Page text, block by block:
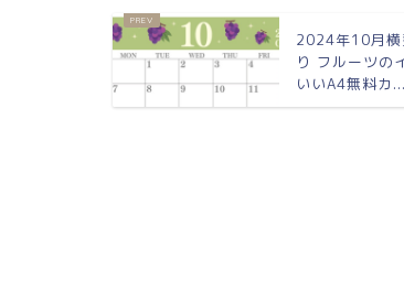
2024年10月横
り フルーツの
いいA4無料カ...